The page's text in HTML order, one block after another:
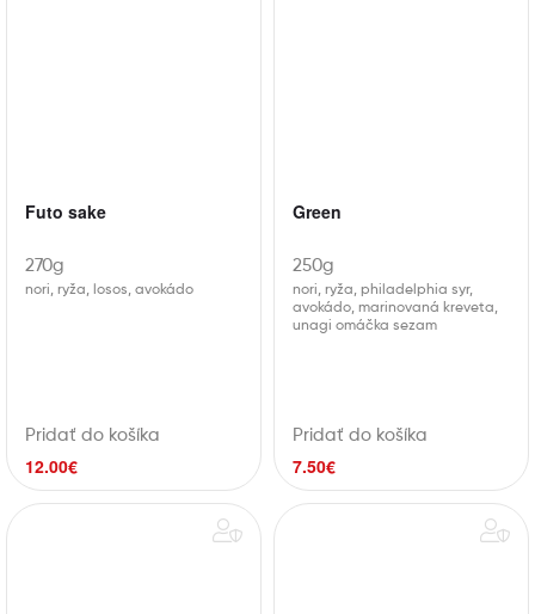
Futo sake
270g
nori, ryža, losos, avokádo
Pridať do košíka
12.00€
Green
250g
nori, ryža, philadelphia syr,
avokádo, marinovaná kreveta,
unagi omáčka sezam
Pridať do košíka
7.50€